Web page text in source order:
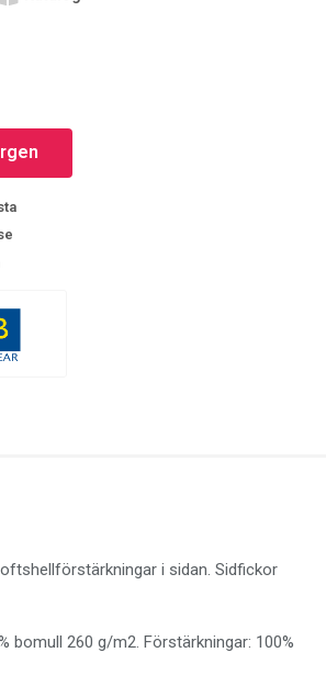
i sidan. Sidfickor
bomull 260 g/m2. Förstärkningar: 100%